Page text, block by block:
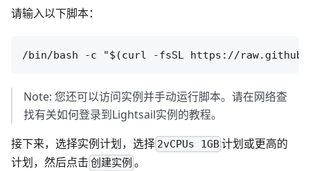
请输入以下脚本：
Note: 您还可以访问实例并手动运行脚本。请在网络查
找有关如何登录到Lightsail实例的教程。
接下来，选择实例计划，选择 2vCPUs 1GB计划或更高的
计划，然后点击 创建实例 。